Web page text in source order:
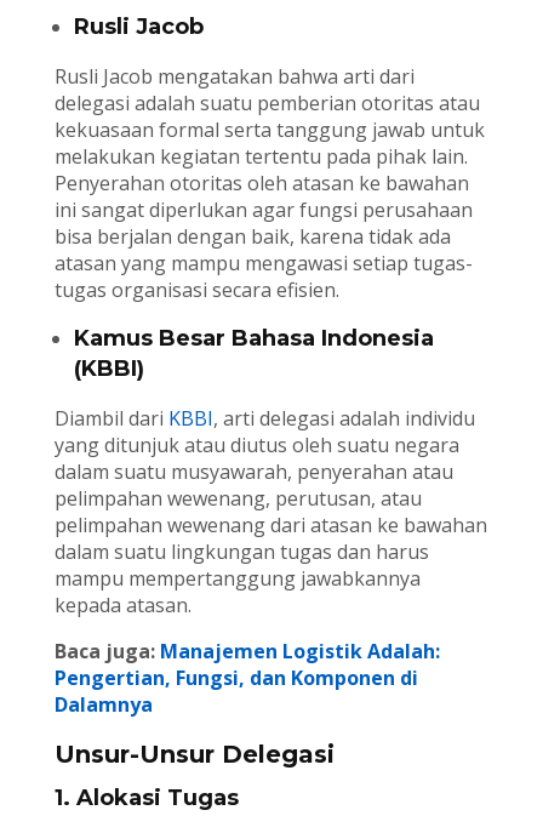
Rusli Jacob
Rusli Jacob mengatakan bahwa arti dari
delegasi adalah suatu pemberian otoritas atau
kekuasaan formal serta tanggung jawab untuk
melakukan kegiatan tertentu pada pihak lain.
Penyerahan otoritas oleh atasan ke bawahan
ini sangat diperlukan agar fungsi perusahaan
bisa berjalan dengan baik, karena tidak ada
atasan yang mampu mengawasi setiap tugas-
tugas organisasi secara efisien.
Kamus Besar Bahasa Indonesia
(KBBI)
Diambil dari KBBI, arti delegasi adalah individu
yang ditunjuk atau diutus oleh suatu negara
dalam suatu musyawarah, penyerahan atau
pelimpahan wewenang, perutusan, atau
pelimpahan wewenang dari atasan ke bawahan
dalam suatu lingkungan tugas dan harus
mampu mempertanggung jawabkannya
kepada atasan.
Baca juga: Manajemen Logistik Adalah:
Pengertian, Fungsi, dan Komponen di
Dalamnya
Unsur-Unsur Delegasi
1. Alokasi Tugas